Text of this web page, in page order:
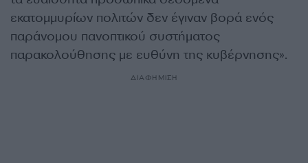
εκατομμυρίων πολιτών δεν έγιναν βορά ενός
παράνομου πανοπτικού συστήματος
παρακολούθησης με ευθύνη της κυβέρνησης».
ΔΙΑΦΗΜΙΣΗ